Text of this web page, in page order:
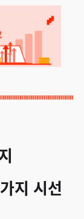
지 시선